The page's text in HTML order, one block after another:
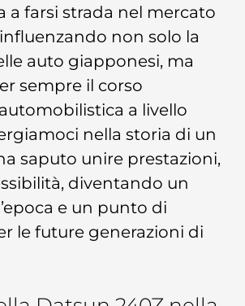
a farsi strada nel mercato
non solo la
auto giapponesi, ma
sempre il corso
a livello
nella storia di un
saputo unire prestazioni,
diventando un
e un punto di
le future generazioni di